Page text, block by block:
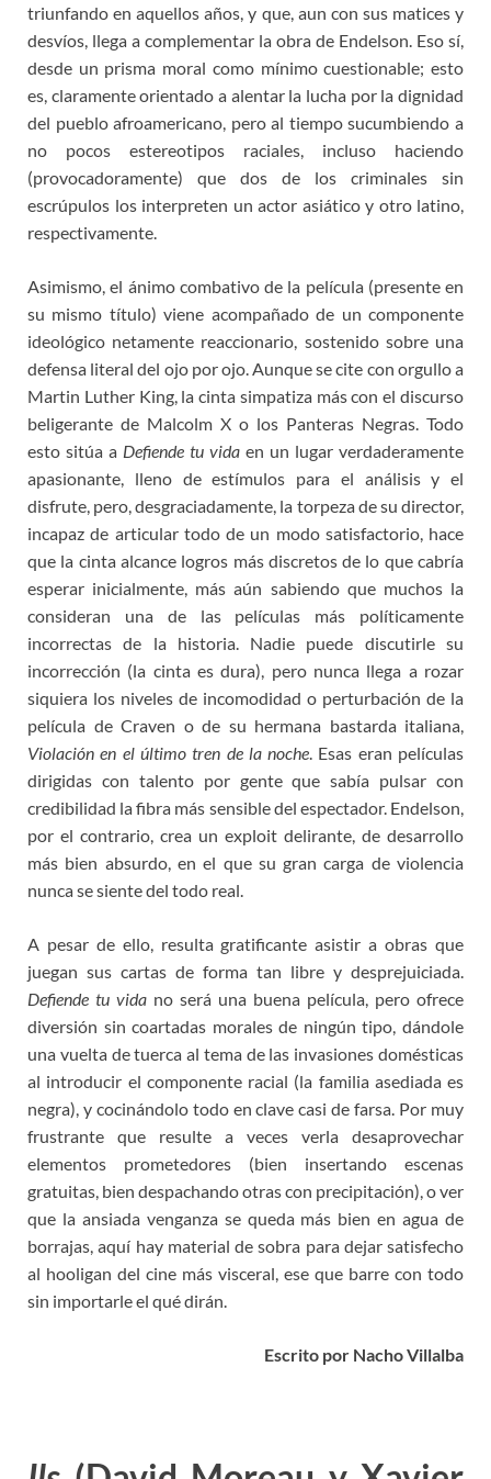
triunfando en aquellos años, y que, aun con sus matices y
desvíos, llega a complementar la obra de Endelson. Eso sí,
desde un prisma moral como mínimo cuestionable; esto
es, claramente orientado a alentar la lucha por la dignidad
del pueblo afroamericano, pero al tiempo sucumbiendo a
no pocos estereotipos raciales, incluso haciendo
(provocadoramente) que dos de los criminales sin
escrúpulos los interpreten un actor asiático y otro latino,
respectivamente.
Asimismo, el ánimo combativo de la película (presente en
su mismo título) viene acompañado de un componente
ideológico netamente reaccionario, sostenido sobre una
defensa literal del ojo por ojo. Aunque se cite con orgullo a
Martin Luther King, la cinta simpatiza más con el discurso
beligerante de Malcolm X o los Panteras Negras. Todo
esto sitúa a Defiende tu vida en un lugar verdaderamente
apasionante, lleno de estímulos para el análisis y el
disfrute, pero, desgraciadamente, la torpeza de su director,
incapaz de articular todo de un modo satisfactorio, hace
que la cinta alcance logros más discretos de lo que cabría
esperar inicialmente, más aún sabiendo que muchos la
consideran una de las películas más políticamente
incorrectas de la historia. Nadie puede discutirle su
incorrección (la cinta es dura), pero nunca llega a rozar
siquiera los niveles de incomodidad o perturbación de la
película de Craven o de su hermana bastarda italiana,
Violación en el último tren de la noche . Esas eran películas
dirigidas con talento por gente que sabía pulsar con
credibilidad la fibra más sensible del espectador. Endelson,
por el contrario, crea un exploit delirante, de desarrollo
más bien absurdo, en el que su gran carga de violencia
nunca se siente del todo real.
A pesar de ello, resulta gratificante asistir a obras que
juegan sus cartas de forma tan libre y desprejuiciada.
Defiende tu vida no será una buena película, pero ofrece
diversión sin coartadas morales de ningún tipo, dándole
una vuelta de tuerca al tema de las invasiones domésticas
al introducir el componente racial (la familia asediada es
negra), y cocinándolo todo en clave casi de farsa. Por muy
frustrante que resulte a veces verla desaprovechar
elementos prometedores (bien insertando escenas
gratuitas, bien despachando otras con precipitación), o ver
que la ansiada venganza se queda más bien en agua de
borrajas, aquí hay material de sobra para dejar satisfecho
al hooligan del cine más visceral, ese que barre con todo
sin importarle el qué dirán.
Escrito por Nacho Villalba